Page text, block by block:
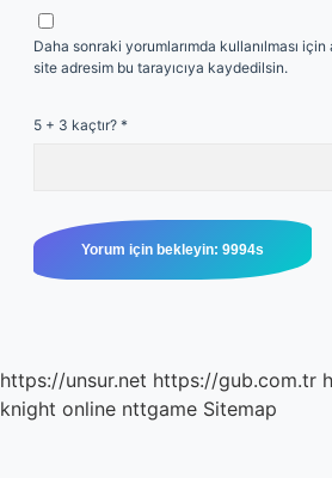
Daha sonraki yorumlarımda kullanılması
site adresim bu tarayıcıya kaydedilsin.
5 + 3 kaçtır? *
https://unsur.net https://gub.com.tr
knight online nttgame Sitemap